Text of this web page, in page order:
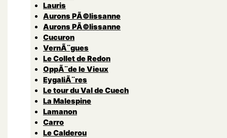
Lauris
Aurons PÃ©lissanne
Aurons PÃ©lissanne
Cucuron
VernÃ¨gues
Le Collet de Redon
OppÃ¨de le Vieux
EygaliÃ¨res
Le tour du Val de Cuech
La Malespine
Lamanon
Carro
Le Calderou